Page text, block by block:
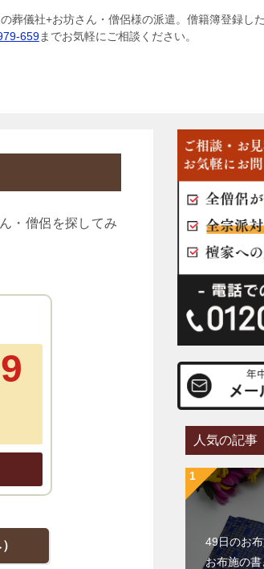
葬儀社+お坊さん・僧侶様の派遣。僧籍簿登録し
659までお気軽にご相談ください。
・僧侶を探してみ
人気の記事
49日のお
お布施の